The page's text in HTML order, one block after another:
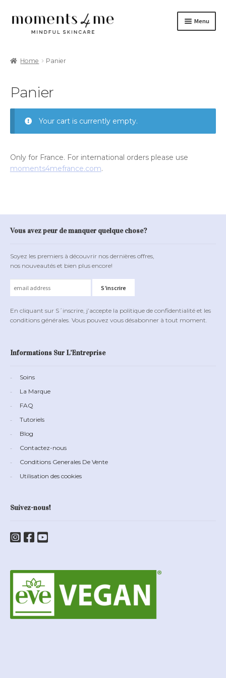
Aller
Aller
Menu
Tutoriels
Blog
English site
Home Panier
Panier
Your cart is currently empty.
Only for France. For international orders please use
moments4mefrance.com.
Vous avez peur de manquer quelque chose?
Soyez les premiers à découvrir nos dernières offres,
nos nouveautés et bien plus encore!
En cliquant sur S´inscrire, j’accepte la politique de confidentialité et les
conditions générales. Vous pouvez vous désabonner à tout moment.
Informations Sur L’Entreprise
Soins
La Marque
FAQ
Tutoriels
Blog
Contactez-nous
Conditions Generales De Vente
Utilisation des cookies
Suivez-nous!